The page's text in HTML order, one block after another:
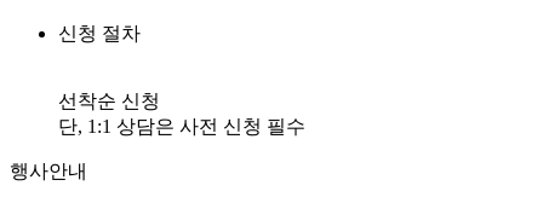
신청 절차
선착순 신청
단, 1:1 상담은 사전 신청 필수
행사안내